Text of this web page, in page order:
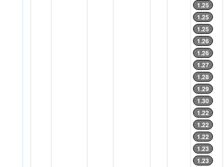
1.25
1.25
1.25
1.26
1.26
1.27
1.28
1.29
1.30
1.22
1.22
1.22
1.23
1.23